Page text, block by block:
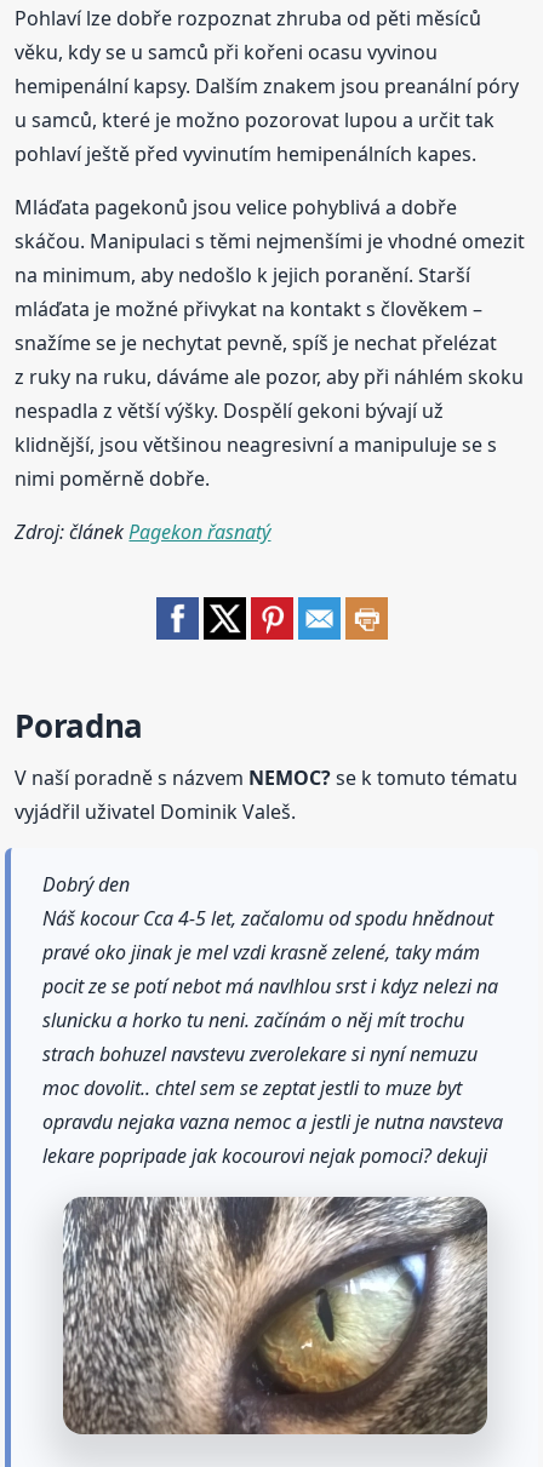
Pohlaví lze dobře rozpoznat zhruba od pěti měsíců
věku, kdy se u samců při kořeni ocasu vyvinou
hemipenální kapsy. Dalším znakem jsou preanální póry
u samců, které je možno pozorovat lupou a určit tak
pohlaví ještě před vyvinutím hemipenálních kapes.
Mláďata pagekonů jsou velice pohyblivá a dobře
skáčou. Manipulaci s těmi nejmenšími je vhodné omezit
na minimum, aby nedošlo k jejich poranění. Starší
mláďata je možné přivykat na kontakt s člověkem –
snažíme se je nechytat pevně, spíš je nechat přelézat
z ruky na ruku, dáváme ale pozor, aby při náhlém skoku
nespadla z větší výšky. Dospělí gekoni bývají už
klidnější, jsou většinou neagresivní a manipuluje se s
nimi poměrně dobře.
Zdroj: článekPagekon řasnatý
Poradna
V naší poradně s názvem NEMOC?se k tomuto tématu
vyjádřil uživatel Dominik Valeš.
Dobrý den
Náš kocour Cca 4-5 let, začalomu od spodu hnědnout
pravé oko jinak je mel vzdi krasně zelené, taky mám
pocit ze se potí nebot má navlhlou srst i kdyz nelezi na
slunicku a horko tu neni. začínám o něj mít trochu
strach bohuzel navstevu zverolekare si nyní nemuzu
moc dovolit.. chtel sem se zeptat jestli to muze byt
opravdu nejaka vazna nemoc a jestli je nutna navsteva
lekare popripade jak kocourovi nejak pomoci? dekuji